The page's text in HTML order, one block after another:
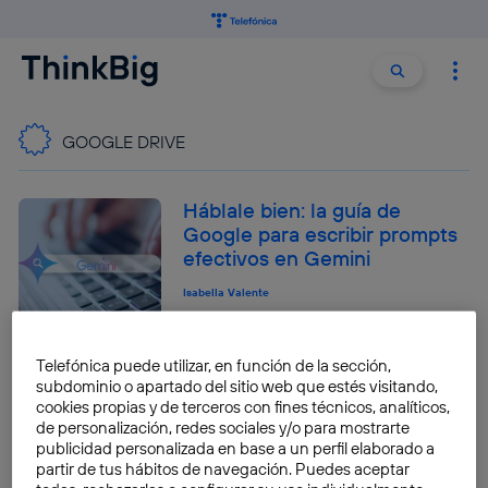
Buscar
GOOGLE DRIVE
Háblale bien: la guía de
Google para escribir prompts
efectivos en Gemini
Isabella Valente
Liberar espacio en Google: 5
trucos infalibles para Gmail,
Fotos, Drive y otros servicios
José María López
Telefónica puede utilizar, en función de la sección,
subdominio o apartado del sitio web que estés visitando,
cookies propias y de terceros con fines técnicos, analíticos,
de personalización, redes sociales y/o para mostrarte
publicidad personalizada en base a un perfil elaborado a
partir de tus hábitos de navegación. Puedes aceptar